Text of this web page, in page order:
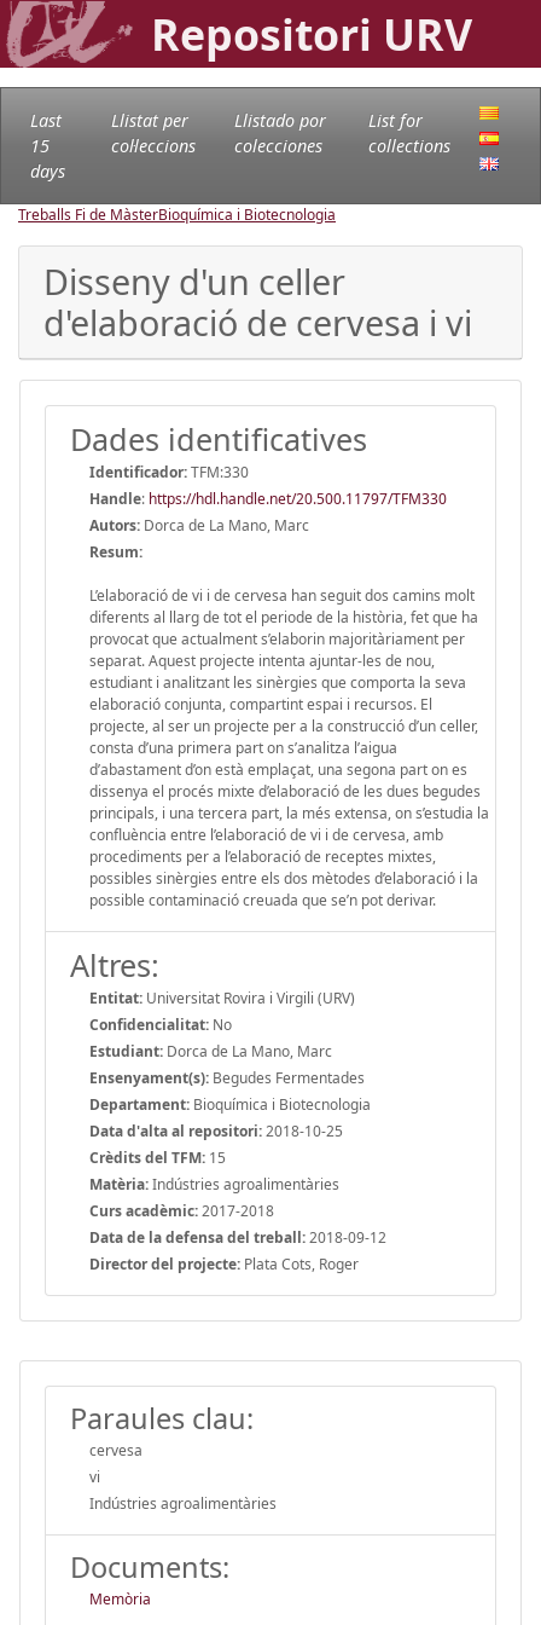
Repositori URV
Last
15
days
Llistat per
col·leccions
Llistado por
colecciones
List for
collections
Treballs Fi de MàsterBioquímica i Biotecnologia
Disseny d'un celler
d'elaboració de cervesa i vi
Dades identificatives
Identificador:TFM:330
Handle: https://hdl.handle.net/20.500.11797/TFM330
Autors: Dorca de La Mano, Marc
Resum:
L’elaboració de vi i de cervesa han seguit dos camins molt
diferents al llarg de tot el periode de la història, fet que ha
provocat que actualment s’elaborin majoritàriament per
separat. Aquest projecte intenta ajuntar-les de nou,
estudiant i analitzant les sinèrgies que comporta la seva
elaboració conjunta, compartint espai i recursos. El
projecte, al ser un projecte per a la construcció d’un celler,
consta d’una primera part on s’analitza l’aigua
d’abastament d’on està emplaçat, una segona part on es
dissenya el procés mixte d’elaboració de les dues begudes
principals, i una tercera part, la més extensa, on s’estudia la
confluència entre l’elaboració de vi i de cervesa, amb
procediments per a l’elaboració de receptes mixtes,
possibles sinèrgies entre els dos mètodes d’elaboració i la
possible contaminació creuada que se’n pot derivar.
Altres:
Entitat: Universitat Rovira i Virgili (URV)
Confidencialitat: No
Estudiant: Dorca de La Mano, Marc
Ensenyament(s): Begudes Fermentades
Departament: Bioquímica i Biotecnologia
Data d'alta al repositori:2018-10-25
Crèdits del TFM: 15
Matèria:Indústries agroalimentàries
Curs acadèmic:2017-2018
Data de la defensa del treball:2018-09-12
Director del projecte: Plata Cots, Roger
Paraules clau:
cervesa
vi
Indústries agroalimentàries
Documents:
Memòria